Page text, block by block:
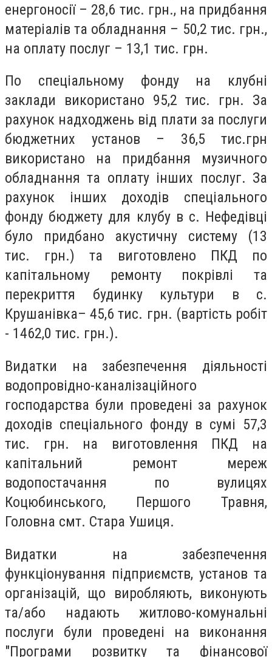
енергоносії – 28,6 тис. грн., на придбання
матеріалів та обладнання – 50,2 тис. грн.,
на оплату послуг – 13,1 тис. грн.
По спеціальному фонду на клубні
заклади використано 95,2 тис. грн. За
рахунок надходжень від плати за послуги
бюджетних установ – 36,5 тис.грн
використано на придбання музичного
обладнання та оплату інших послуг. За
рахунок інших доходів спеціального
фонду бюджету для клубу в с. Нефедівці
було придбано акустичну систему (13
тис. грн.) та виготовлено ПКД по
капітальному ремонту покрівлі та
перекриття будинку культури в с.
Крушанівка– 45,6 тис. грн. (вартість робіт
- 1462,0 тис. грн.).
Видатки на забезпечення діяльності
водопровідно-каналізаційного
господарства були проведені за рахунок
доходів спеціального фонду в сумі 57,3
тис. грн. на виготовлення ПКД на
капітальний ремонт мереж
водопостачання по вулицях
Коцюбинського, Першого Травня,
Головна смт. Стара Ушиця.
Видатки на забезпечення
функціонування підприємств, установ та
організацій, що виробляють, виконують
та/або надають житлово-комунальні
послуги були проведені на виконання
"Програми розвитку та фінансової